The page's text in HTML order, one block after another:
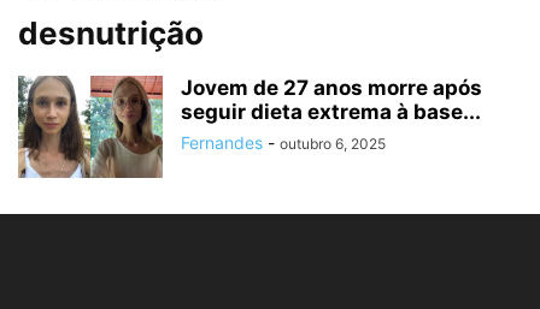
desnutrição
Jovem de 27 anos morre após
seguir dieta extrema à base...
Fernandes - outubro 6, 2025